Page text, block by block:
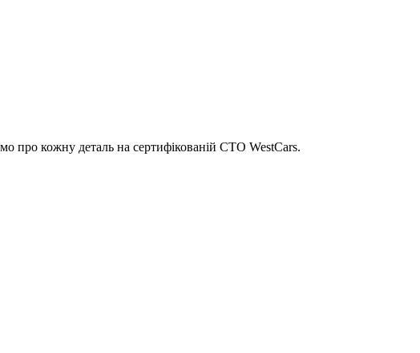
про кожну деталь на сертифікованій СТО WestCars.